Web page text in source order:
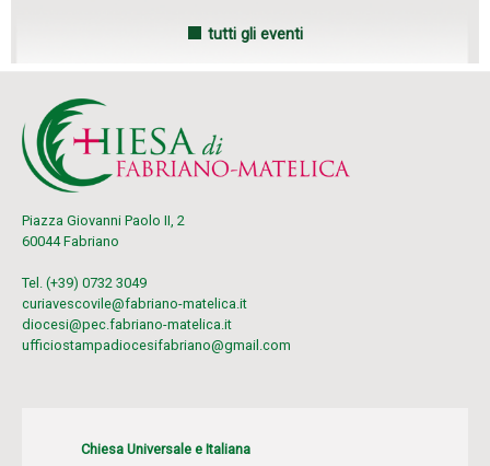
tutti gli eventi
Piazza Giovanni Paolo II, 2
60044 Fabriano
Tel. (+39) 0732 3049
curiavescovile@fabriano-matelica.it
diocesi@pec.fabriano-matelica.it
ufficiostampadiocesifabriano@gmail.com
Chiesa Universale e Italiana